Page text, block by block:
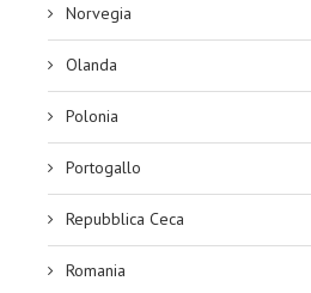
Norvegia
Olanda
Polonia
Portogallo
Repubblica Ceca
Romania